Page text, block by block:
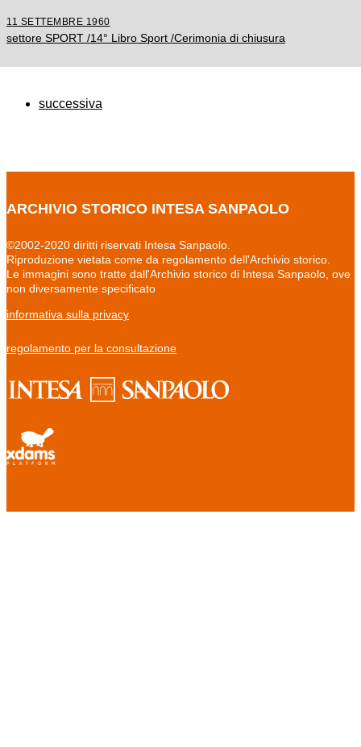
11 SETTEMBRE 1960
settore SPORT /14° Libro Sport /Cerimonia di chiusura
successiva
ARCHIVIO STORICO INTESA SANPAOLO
©2002-2020 diritti riservati Intesa Sanpaolo.
Riproduzione vietata come da regolamento dell'Archivio storico.
Le immagini sono tratte dall'Archivio storico di Intesa Sanpaolo, ove
non diversamente specificato
informativa sulla privacy
regolamento per la consultazione